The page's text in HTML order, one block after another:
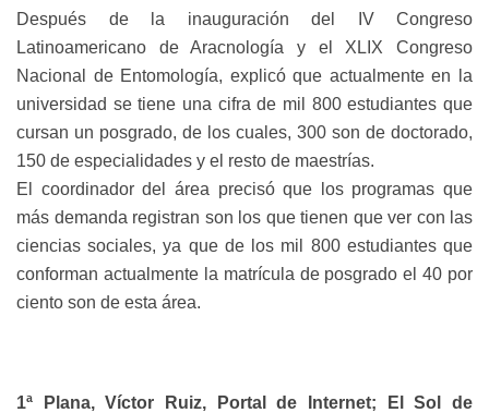
Después de la inauguración del IV Congreso
Latinoamericano de Aracnología y el XLIX Congreso
Nacional de Entomología, explicó que actualmente en la
universidad se tiene una cifra de mil 800 estudiantes que
cursan un posgrado, de los cuales, 300 son de doctorado,
150 de especialidades y el resto de maestrías.
El coordinador del área precisó que los programas que
más demanda registran son los que tienen que ver con las
ciencias sociales, ya que de los mil 800 estudiantes que
conforman actualmente la matrícula de posgrado el 40 por
ciento son de esta área.
1ª Plana, Víctor Ruiz, Portal de Internet; El Sol de